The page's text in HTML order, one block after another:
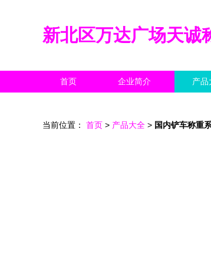
新北区万达广场天诚
首页 企业简介 产品
当前位置： 首页 > 产品大全 > 国内铲车称重